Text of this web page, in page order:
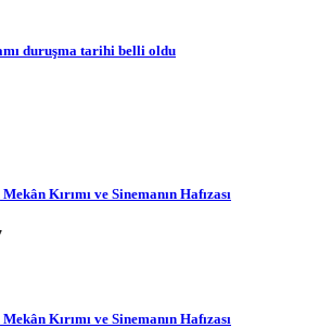
duruşma tarihi belli oldu
Kırımı ve Sinemanın Hafızası
Kırımı ve Sinemanın Hafızası